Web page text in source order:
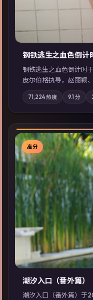
钢铁逃生之血色倒计
钢铁逃生之血色倒计时
皮尔伯格执导，赵丽颖
叙事主轴，失踪人口档
地域气质；站内亦可通
展检索同类型高分佳作
71,224热度 9.1 分
高分
潮汐入口（番外篇）
潮汐入口（番外篇）于